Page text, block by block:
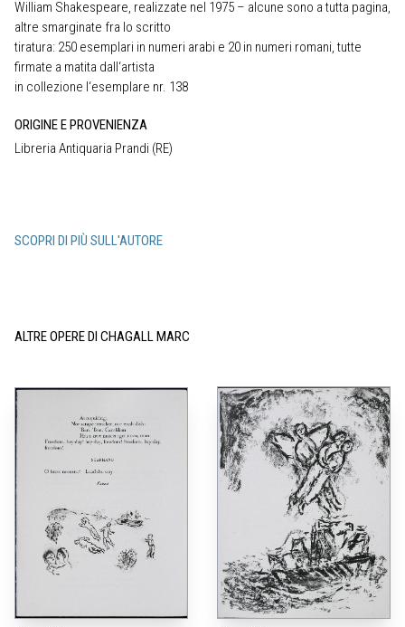
William Shakespeare, realizzate nel 1975 – alcune sono a tutta pagina,
altre smarginate fra lo scritto
tiratura: 250 esemplari in numeri arabi e 20 in numeri romani, tutte
firmate a matita dall‘artista
in collezione l‘esemplare nr. 138
ORIGINE E PROVENIENZA
Libreria Antiquaria Prandi (RE)
SCOPRI DI PIÙ SULL'AUTORE
ALTRE OPERE DI CHAGALL MARC